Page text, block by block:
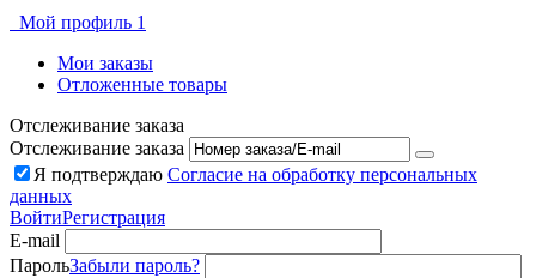
Мой профиль 1
Мои заказы
Отложенные товары
Отслеживание заказа
Отслеживание заказа
Я подтверждаю Согласие на обработку персональных
данных
ВойтиРегистрация
E-mail
ПарольЗабыли пароль?